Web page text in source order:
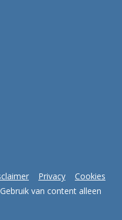
Privacy
Cookies
van content alleen